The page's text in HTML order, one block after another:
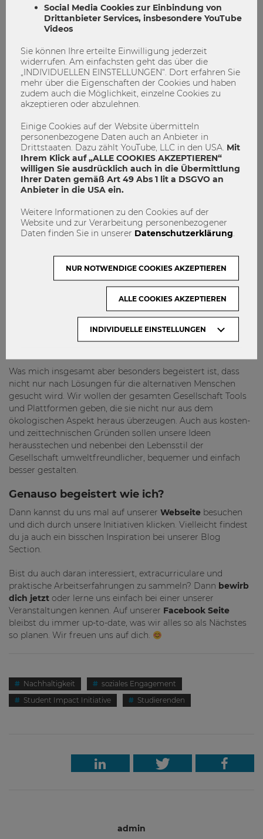
Workshops für zahlreiche Jugendliche in Kooperation mit
“Teach for Austria”durchgeführt und ein Start-Up namens
„kindby“ gegründet. Ein zweites Start-Up namens
sogar unter dem Finalisten vom„Social Impact Award“
und des “European Youth Awards” und haben bei „Climate
Launchpad“ gewonnen. Und das alles mit einem Team von
nur acht Mitgliedern! Da bleibt ja praktisch auch keine Zeit
mehr zum lange herumreden.
Warum SII außerdem besonders hervorsticht, ist, dass wir
unsere Mitglieder in den Mittelpunkt stellen. Sie sollen so
viel wie möglich aus ihrer Zeit mit SII herausholen. Dazu
haben wir das “Prime Movers Program” neu entwickelt.
Durch dieses können die Mitglieder verschiedene Stufen
durchlaufen, wobei sie auf jeder Etappe an vielen
einerseits auf professionelle und andererseits auf
persönliche Weiterentwicklung. Ab dem fünften Semester
mit SII kann man sich für die Stelle eines Co-Founders einer
von SII werden.
Weiters nehmen Mitglieder an externen Workshops im
Zuge unseres monatlichen Stammtisches wie auch an
Bootcamps von SIA mitmachen dürfen – das waren ein
Was mich insgesamt aber besonders begeistert ist, dass
nicht nur nach Lösungen für die alternativen Menschen
gesucht wird. Wir wollen der gesamten Gesellschaft Tools
und Plattformen geben, die sie nicht nur aus dem
ökologischen Aspekt heraus überzeugen. Auch aus kosten-
und zeittechnischen Gründen sollen unsere Ideen
herausstechen und nebenbei den Lebensstil der
Gesellschaft umweltfreundlicher, bequemer und einfach
besser gestalten.
Genauso begeistert wie ich?
Dann kannst du uns mal auf unserer Webseite besuchen
und dich durch unsere Initiativen klicken. Vielleicht findest
du ja auch ein bisschen Inspiration bei unserer Blog
Section.
Bist du auch daran interessiert, extracurriculare und
praktische Arbeitserfahrungen zu sammeln? Dann bewirb
dich jetzt oder lerne uns einfach bei einer unserer
Veranstaltungen kennen. Auf unserer Facebook Seite
bleibst du immer up-to-date, was wir alles so als Nächstes
so planen. Wir freuen uns auf dich.
Nachhaltigkeit
soziales Engagement
Student Impact Initiative
Studierenden
admin
Social Media Cookies zur Einbindung von
Drittanbieter Services, insbesondere YouTube
Videos
Sie können Ihre erteilte Einwilligung jederzeit
widerrufen. Am einfachsten geht das über die
„INDIVIDUELLEN EINSTELLUNGEN“. Dort erfahren Sie
mehr über die Eigenschaften der Cookies und haben
zudem auch die Möglichkeit, einzelne Cookies zu
akzeptieren oder abzulehnen.
Einige Cookies auf der Website übermitteln
personenbezogene Daten auch an Anbieter in
Drittstaaten. Dazu zählt YouTube, LLC in den USA. Mit
Ihrem Klick auf „ALLE COOKIES AKZEPTIEREN“
willigen Sie ausdrücklich auch in die Übermittlung
Ihrer Daten gemäß Art 49 Abs 1 lit a DSGVO an
Anbieter in die USA ein.
Weitere Informationen zu den Cookies auf der
Website und zur Verarbeitung personenbezogener
Daten finden Sie in unserer Datenschutzerklärung
INDIVIDUELLE EINSTELLUNGEN
NUR NOTWENDIGE COOKIES AKZEPTIEREN
ALLE COOKIES AKZEPTIEREN